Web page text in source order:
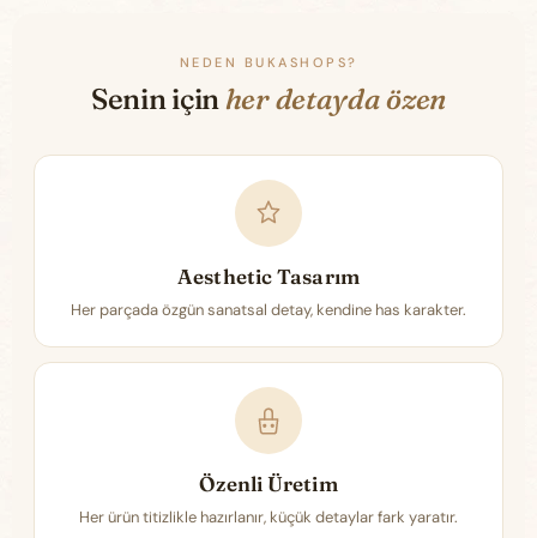
NEDEN BUKASHOPS?
Senin içinher detayda özen
Aesthetic Tasarım
Her parçada özgün sanatsal detay, kendine has karakter.
Özenli Üretim
Her ürün titizlikle hazırlanır, küçük detaylar fark yaratır.